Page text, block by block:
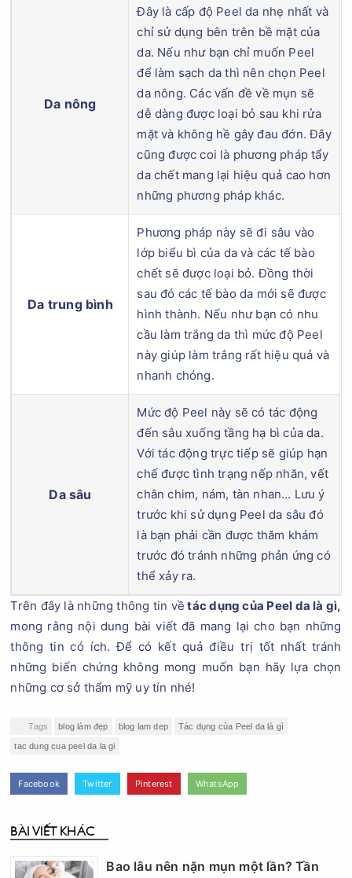
Da nông
Đây là cấp độ Peel da nhẹ nhất và
chỉ sử dụng bên trên bề mặt của
da. Nếu như bạn chỉ muốn Peel
để làm sạch da thì nên chọn Peel
da nông. Các vấn đề về mụn sẽ
dễ dàng được loại bỏ sau khi rửa
mặt và không hề gây đau đớn. Đây
cũng được coi là phương pháp tẩy
da chết mang lại hiệu quả cao hơn
những phương pháp khác.
Da trung bình
Phương pháp này sẽ đi sâu vào
lớp biểu bì của da và các tế bào
chết sẽ được loại bỏ. Đồng thời
sau đó các tế bào da mới sẽ được
hình thành. Nếu như bạn có nhu
cầu làm trắng da thì mức độ Peel
này giúp làm trắng rất hiệu quả và
nhanh chóng.
Da sâu
Mức độ Peel này sẽ có tác động
đến sâu xuống tầng hạ bì của da.
Với tác động trực tiếp sẽ giúp hạn
chế được tình trạng nếp nhăn, vết
chân chim, nám, tàn nhan… Lưu ý
trước khi sử dụng Peel da sâu đó
là bạn phải cần được thăm khám
trước đó tránh những phản ứng có
thể xảy ra.
Trên đây là những thông tin về tác dụng của Peel da là gì,
mong rằng nội dung bài viết đã mang lại cho bạn những
thông tin có ích. Để có kết quả điều trị tốt nhất tránh
những biến chứng không mong muốn bạn hãy lựa chọn
những cơ sở thẩm mỹ uy tín nhé!
Tags blog làm đẹp blog lam dep Tác dụng của Peel da là gì
tac dung cua peel da la gi
Facebook Twitter Pinterest WhatsApp
BÀI VIẾT KHÁC
Bao lâu nên nặn mụn một lần? Tần